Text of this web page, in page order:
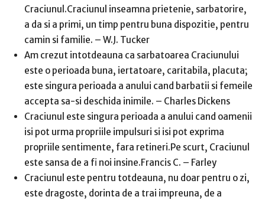
Craciunul.Craciunul inseamna prietenie, sarbatorire,
a da si a primi, un timp pentru buna dispozitie, pentru
camin si familie. – W.J. Tucker
Am crezut intotdeauna ca sarbatoarea Craciunului
este o perioada buna, iertatoare, caritabila, placuta;
este singura perioada a anului cand barbatii si femeile
accepta sa-si deschida inimile. – Charles Dickens
Craciunul este singura perioada a anului cand oamenii
isi pot urma propriile impulsuri si isi pot exprima
propriile sentimente, fara retineri.Pe scurt, Craciunul
este sansa de a fi noi insine.Francis C. – Farley
Craciunul este pentru totdeauna, nu doar pentru o zi,
este dragoste, dorinta de a trai impreuna, de a